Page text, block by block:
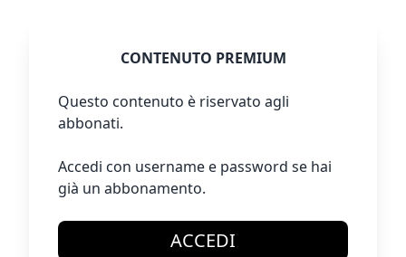
CONTENUTO PREMIUM
Questo contenuto è riservato agli
abbonati.
Accedi con username e password se hai
già un abbonamento.
ACCEDI